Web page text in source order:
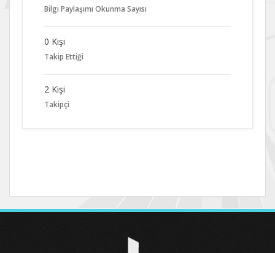
Bilgi Paylaşımı Okunma Sayısı
0 Kişi
Takip Ettiği
2 Kişi
Takipçi